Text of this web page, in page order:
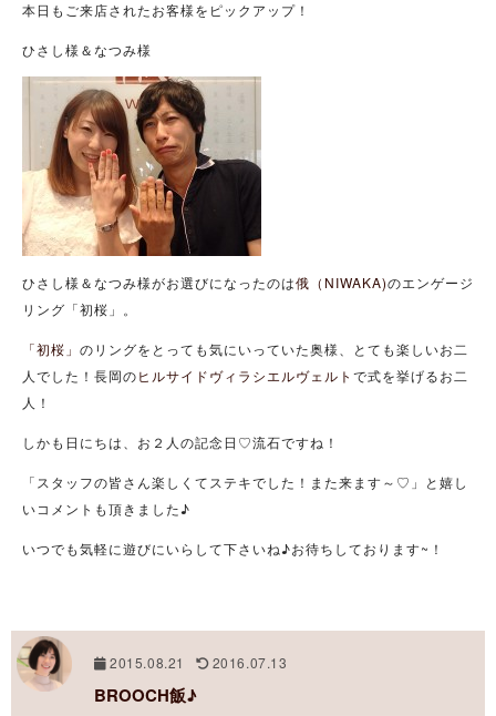
本日もご来店されたお客様をピックアップ！
ひさし様＆なつみ様
ひさし様＆なつみ様がお選びになったのは俄（NIWAKA)のエンゲージ
リング「初桜」。
「初桜」 のリングをとっても気にいっていた奥様、とても楽しいお二
人でした！長岡のヒルサイドヴィラシエルヴェルト で式を挙げるお二
人！
しかも日にちは、お２人の記念日♡流石ですね！
「スタッフの皆さん楽しくてステキでした！また来ます～♡」と嬉し
いコメントも頂きました♪
いつでも気軽に遊びにいらして下さいね♪お待ちしております~！
2015.08.21 2016.07.13
BROOCH飯♪